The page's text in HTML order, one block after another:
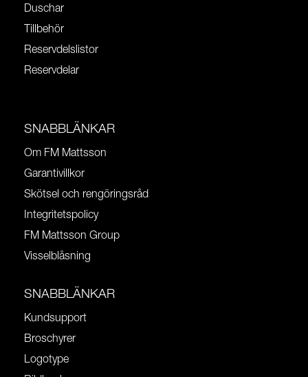
Duschar
Tillbehör
Reservdelslistor
Reservdelar
SNABBLÄNKAR
Om FM Mattsson
Garantivillkor
Skötsel och rengöringsråd
Integritetspolicy
FM Mattsson Group
Visselblåsning
SNABBLÄNKAR
Kundsupport
Broschyrer
Logotype